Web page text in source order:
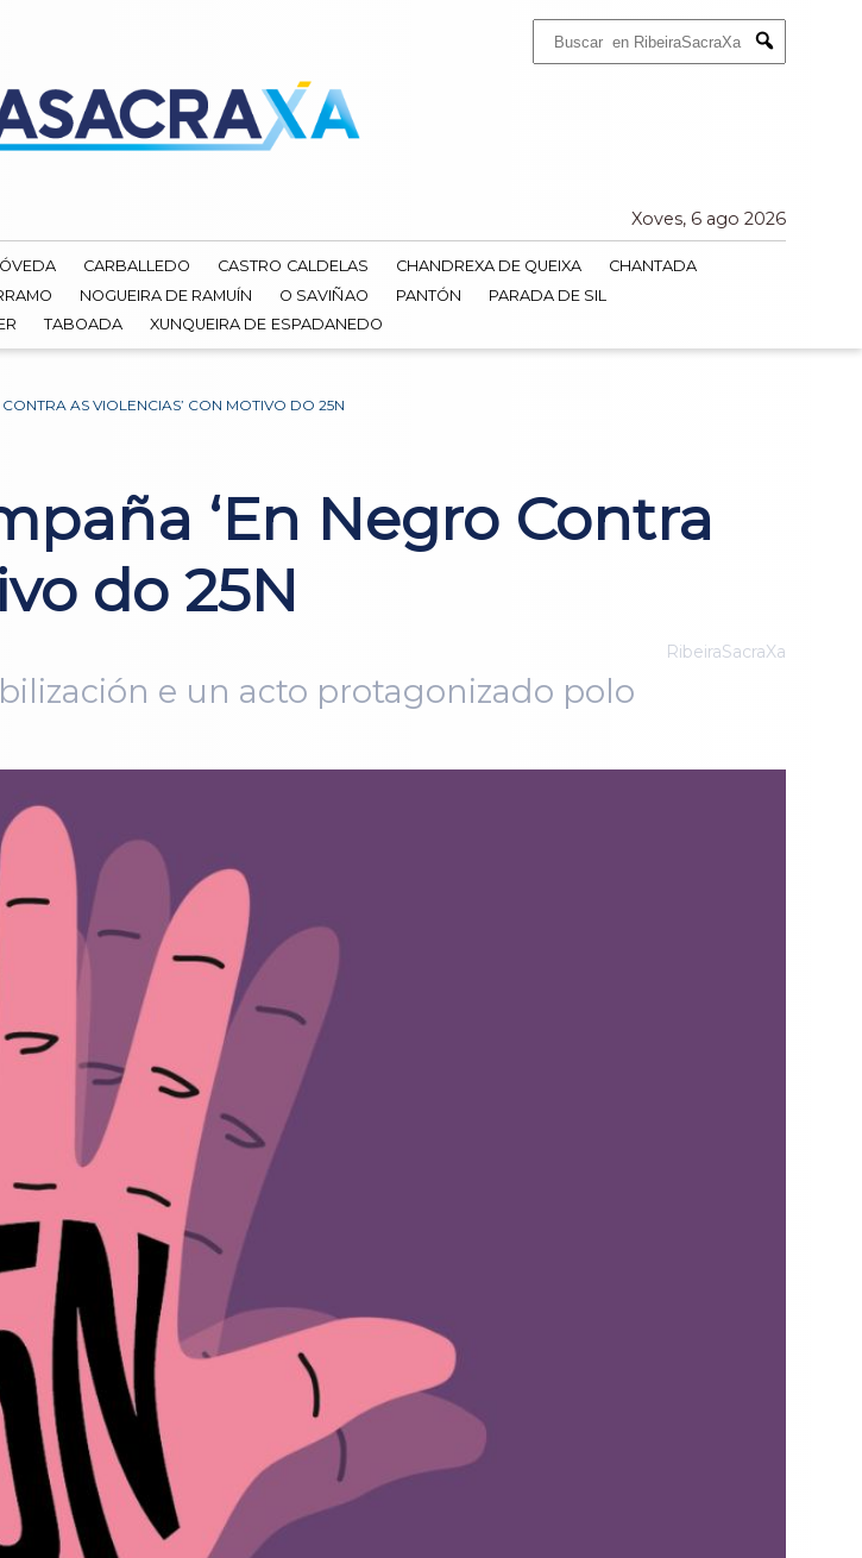
Submit
Xoves, 6 ago 2026
CARBALLEDO CASTRO CALDELAS CHANDREXA DE QUEIXA
CHANTADA
NOGUEIRA DE RAMUÍN O SAVIÑAO PANTÓN
PARADA DE SIL
TABOADA XUNQUEIRA DE ESPADANEDO
AS VIOLENCIAS’ CON MOTIVO DO 25N
‘En Negro Contra
do 25N
RibeiraSacraXa
e un acto protagonizado polo